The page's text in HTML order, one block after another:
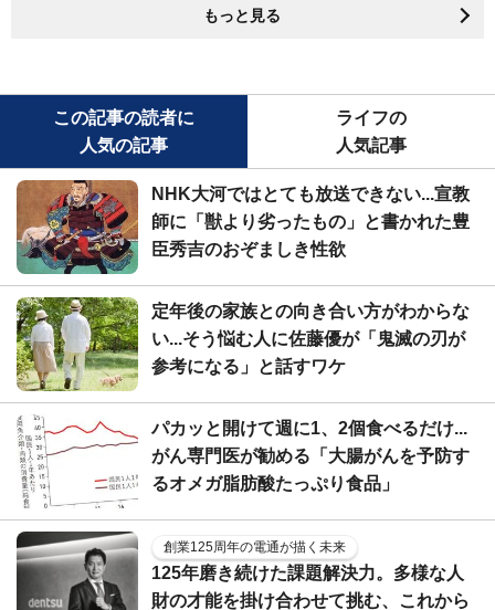
もっと見る
この記事の読者に
人気の記事
ライフの
人気記事
NHK大河ではとても放送できない...宣教
師に「獣より劣ったもの」と書かれた豊
臣秀吉のおぞましき性欲
定年後の家族との向き合い方がわからな
い...そう悩む人に佐藤優が「鬼滅の刃が
参考になる」と話すワケ
パカッと開けて週に1、2個食べるだけ...
がん専門医が勧める「大腸がんを予防す
るオメガ脂肪酸たっぷり食品」
創業125周年の電通が描く未来
125年磨き続けた課題解決力。多様な人
財の才能を掛け合わせて挑む、これから